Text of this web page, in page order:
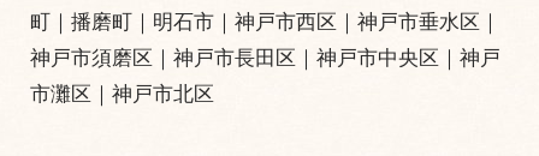
町 ｜播磨町 ｜ 明石市 ｜神戸市西区 ｜神戸市垂水区 ｜
神戸市須磨区 ｜神戸市長田区 ｜神戸市中央区 ｜神戸
市灘区 ｜神戸市北区